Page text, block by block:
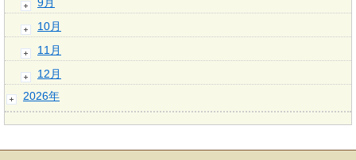
10月
11月
12月
2026年